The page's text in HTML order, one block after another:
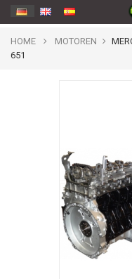
HOME MOTOREN
651